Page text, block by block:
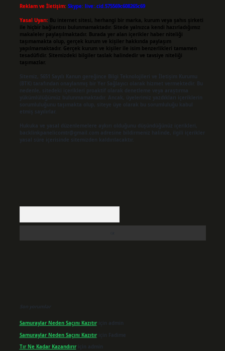
Reklam ve İletişim: Skype: live:.cid.575569c608265c69
Yasal Uyarı: Bu internet sitesi, herhangi bir marka, kurum veya şahıs şirketi
ile hiçbir bağlantısı bulunmamaktadır. Sitede yalnızca kendi hazırladığımız
makaleler paylaşılmaktadır. Burada yer alan içerikler haber niteliği
taşımamakta olup, gerçek kurum ve kişiler hakkında paylaşım
yapılmamaktadır. Gerçek kurum ve kişiler ile isim benzerlikleri tamamen
tesadüfidir. Sitemizdeki bilgiler taslak halindedir ve tavsiye niteliği
taşımazlar.
Sitemiz, 5651 Sayılı Kanun gereğince Bilgi Teknolojileri ve İletişim Kurumu
(BTK) tarafından onaylanmış bir Yer Sağlayıcı olarak hizmet vermektedir. Bu
nedenle, sitedeki içerikleri proaktif olarak denetleme veya araştırma
yükümlülüğümüz bulunmamaktadır. Ancak, üyelerimiz yazdıkları içeriklerin
sorumluluğunu taşımakta olup, siteye üye olarak bu sorumluluğu kabul
etmiş sayılırlar.
Hukuka ve yasal düzenlemelere aykırı olduğunu düşündüğünüz içerikleri,
backlinkpanelicomtr@gmail.com
adresine bildirmeniz halinde, ilgili içerikler
yasal süre içerisinde sitemizden kaldırılacaktır.
Son yorumlar
Samuraylar Neden Saçını Kazıtıriçin admin
Samuraylar Neden Saçını Kazıtıriçin Fadime
Tır Ne Kadar Kazandırıriçin admin